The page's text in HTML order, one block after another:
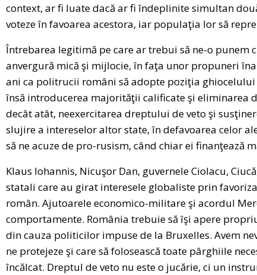
context, ar fi luate dacă ar fi îndeplinite simultan
voteze în favoarea acestora, iar populaţia lor să
Întrebarea legitimă pe care ar trebui să ne-o punem
anvergură mică şi mijlocie, în faţa unor propuneri
ani ca politrucii români să adopte poziţia
însă introducerea majorităţii calificate şi eliminarea
decât atât, neexercitarea dreptului de veto şi
slujire a intereselor altor state, în defavoarea celor
să ne acuze de pro-rusism, când chiar ei finanţează
Klaus Iohannis, Nicuşor Dan, guvernele Ciolacu,
statali care au girat interesele globaliste prin
român. Ajutoarele economico-militare şi acordul
comportamente. România trebuie să îşi apere
din cauza politicilor impuse de la Bruxelles. Avem
ne protejeze şi care să folosească toate pârghiile
încălcat. Dreptul de veto nu este o jucărie, ci un